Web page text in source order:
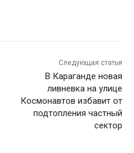
Следующая статья
В Караганде новая
ливневка на улице
Космонавтов избавит от
подтопления частный
сектор